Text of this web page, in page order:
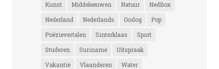
Kunst
Middeleeuwen Natuur
NedBox
Nederland
Nederlands Oorlog
Pop
Poëzievertalen
Sinterklaas
Sport
Studeren
Suriname
Uitspraak
Vakantie
Vlaanderen Water